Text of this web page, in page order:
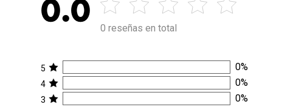
0.0
0 reseñas en total
5 0%
4 0%
3 0%